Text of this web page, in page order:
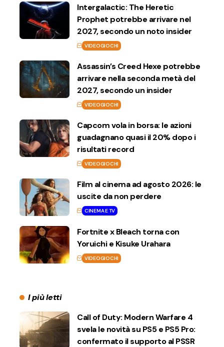
Intergalactic: The Heretic
Prophet potrebbe arrivare nel
2027, secondo un noto insider
VIDEOGIOCHI
Assassin’s Creed Hexe potrebbe
arrivare nella seconda metà del
2027, secondo un insider
VIDEOGIOCHI
Capcom vola in borsa: le azioni
guadagnano quasi il 20% dopo i
risultati record
VIDEOGIOCHI
Film al cinema ad agosto 2026: le
uscite da non perdere
CINEMA E TV
Fortnite x Bleach torna con
Yoruichi e Kisuke Urahara
VIDEOGIOCHI
I più letti
Call of Duty: Modern Warfare 4
svela le novità su PS5 e PS5 Pro:
confermato il supporto al PSSR